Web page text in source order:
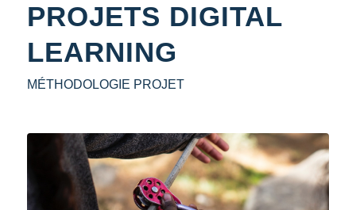
PROJETS DIGITAL
LEARNING
MÉTHODOLOGIE PROJET